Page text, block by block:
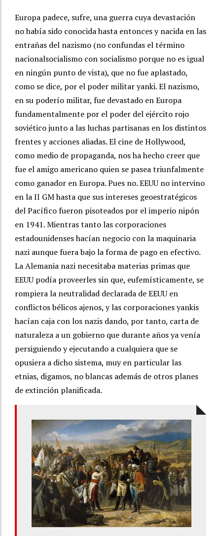
Europa padece, sufre, una guerra cuya devastación
no había sido conocida hasta entonces y nacida en las
entrañas del nazismo (no confundas el término
nacionalsocialismo con socialismo porque no es igual
en ningún punto de vista), que no fue aplastado,
como se dice, por el poder militar yanki. El nazismo,
en su poderío militar, fue devastado en Europa
fundamentalmente por el poder del ejército rojo
soviético junto a las luchas partisanas en los distintos
frentes y acciones aliadas. El cine de Hollywood,
como medio de propaganda, nos ha hecho creer que
fue el amigo americano quien se pasea triunfalmente
como ganador en Europa. Pues no. EEUU no intervino
en la II GM hasta que sus intereses geoestratégicos
del Pacífico fueron pisoteados por el imperio nipón
en 1941. Mientras tanto las corporaciones
estadounidenses hacían negocio con la maquinaria
nazi aunque fuera bajo la forma de pago en efectivo.
La Alemania nazi necesitaba materias primas que
EEUU podía proveerles sin que, eufemísticamente, se
rompiera la neutralidad declarada de EEUU en
conflictos bélicos ajenos, y las corporaciones yankis
hacían caja con los nazis dando, por tanto, carta de
naturaleza a un gobierno que durante años ya venía
persiguiendo y ejecutando a cualquiera que se
opusiera a dicho sistema, muy en particular las
etnias, digamos, no blancas además de otros planes
de extinción planificada.